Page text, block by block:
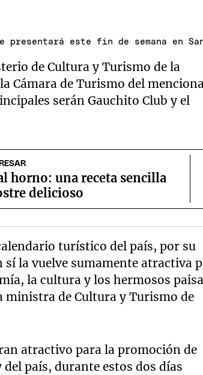
este fin de semana en
de Cultura y Turismo de la
Cámara de Turismo del
serán Gauchito Club y el
horno: una receta sencilla
delicioso
turístico del país, por su
sí la vuelve sumamente atractiva
la cultura y los hermosos
ministra de Cultura y Turismo de
atractivo para la promoción de
país, durante estos dos días